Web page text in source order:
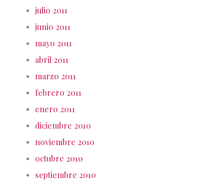
julio 2011
junio 2011
mayo 2011
abril 2011
marzo 2011
febrero 2011
enero 2011
diciembre 2010
noviembre 2010
octubre 2010
septiembre 2010